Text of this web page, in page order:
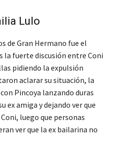
Lulo
de Gran Hermano fue el
la fuerte discusión entre Coni
pidiendo la expulsión
aclarar su situación, la
Pincoya lanzando duras
ex amiga y dejando ver que
luego que personas
ver que la ex bailarina no